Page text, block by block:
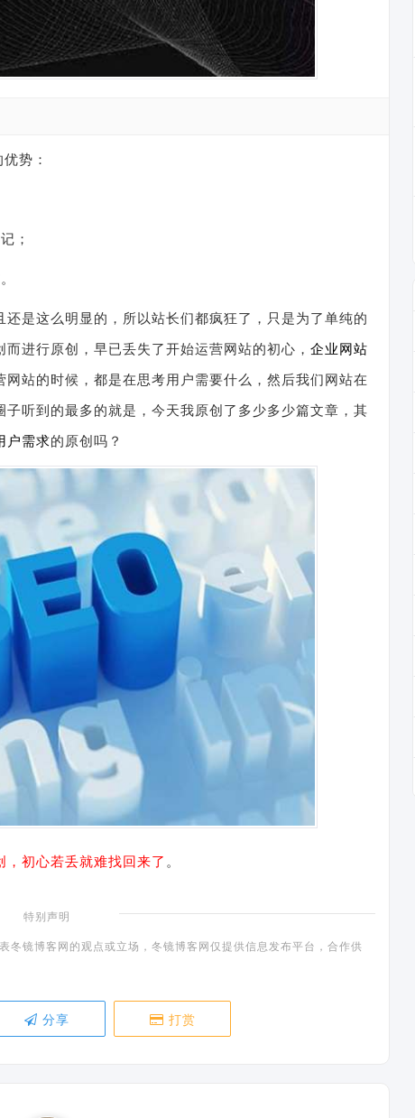
势：
；
是这么明显的，所以站长们都疯狂了，只是为了单纯的
进行原创，早已丢失了开始运营网站的初心， 企业网站
网站的时候，都是在思考用户需要什么，然后我们网站在
听到的最多的就是，今天我原创了多少多少篇文章，其
户需求的原创吗？
，初心若丢就难找回来了 。
特别声明
冬镜博客网的观点或立场，冬镜博客网仅提供信息发布平台，合作供
分享 打赏